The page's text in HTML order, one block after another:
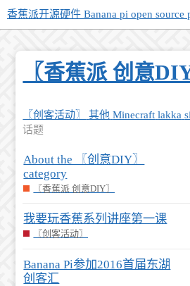
香蕉派开源硬件 Banana pi open source
〖香蕉派 创意DIY
〖创客活动〗 其他 Minecraft lakka
话题
About the 〖创意DIY〗
category
〖香蕉派 创意DIY〗
我要玩香蕉系列讲座第一课
〖创客活动〗
Banana Pi参加2016首届东湖
创客汇